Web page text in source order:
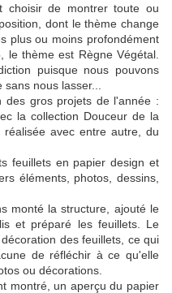
choisir de montrer toute ou
dont le thème change
plus ou moins profondément
le thème est Règne Végétal.
puisque nous pouvons
nous lasser...
des gros projets de l'année :
la collection Douceur de la
avec entre autre, du
feuillets en papier design et
éléments, photos, dessins,
monté la structure, ajouté le
et préparé les feuillets. Le
des feuillets, ce qui
de réfléchir à ce qu'elle
ou décorations.
montré, un aperçu du papier